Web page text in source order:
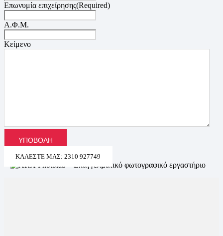
Επωνυμία επιχείρησης(Required)
Α.Φ.Μ.
Κείμενο
ΚΑΛΈΣΤΕ ΜΑΣ: 2310 927749